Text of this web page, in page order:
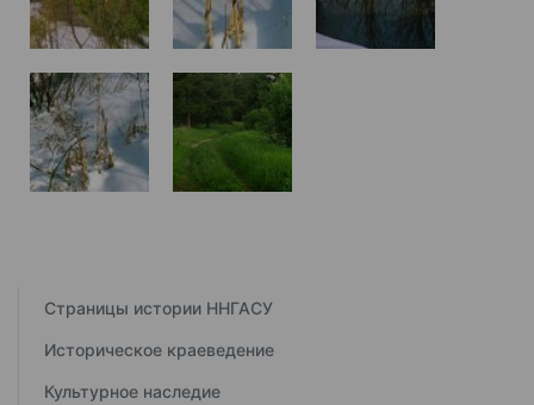
Страницы истории ННГАСУ
Историческое краеведение
Культурное наследие